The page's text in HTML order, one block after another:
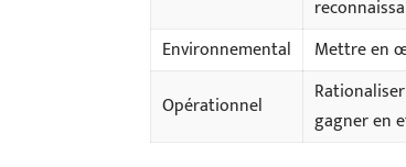
Environnemental
Mettre en
Opérationnel
gagner en